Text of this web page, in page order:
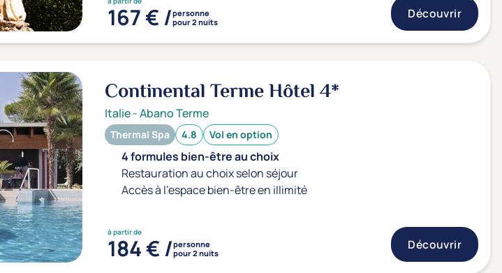
167 € /personne
pour 2 nuits
Découvrir
Continental Terme Hôtel4*
Italie-Abano Terme
Thermal Spa 4.8 Vol en option
4 formules bien-être au choix
Restauration au choix selon séjour
Accès à l'espace bien-être en illimité
à partir de
184 € /personne
pour 2 nuits
Découvrir